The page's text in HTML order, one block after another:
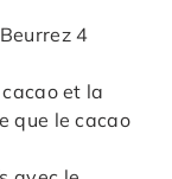
4
et la
que le cacao